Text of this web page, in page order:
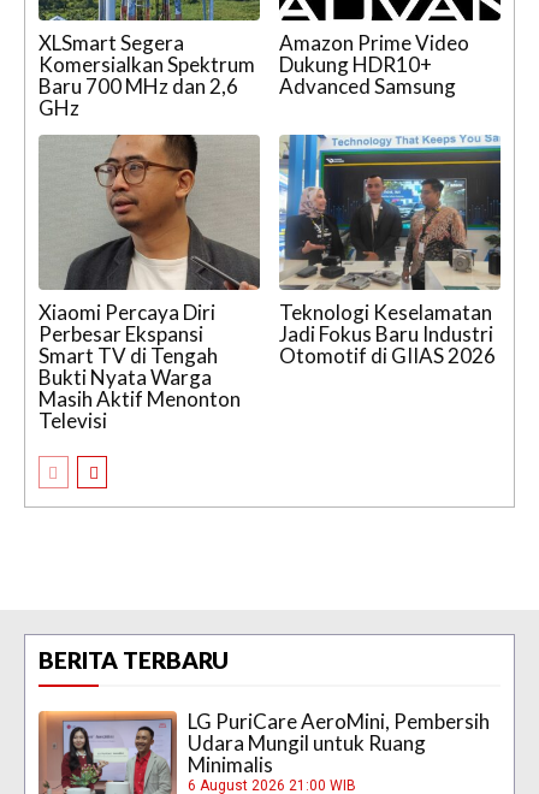
XLSmart Segera
Komersialkan Spektrum
Baru 700 MHz dan 2,6
GHz
Amazon Prime Video
Dukung HDR10+
Advanced Samsung
Xiaomi Percaya Diri
Perbesar Ekspansi
Smart TV di Tengah
Bukti Nyata Warga
Masih Aktif Menonton
Televisi
Teknologi Keselamatan
Jadi Fokus Baru Industri
Otomotif di GIIAS 2026
BERITA TERBARU
LG PuriCare AeroMini, Pembersih
Udara Mungil untuk Ruang
Minimalis
6 August 2026 21:00 WIB